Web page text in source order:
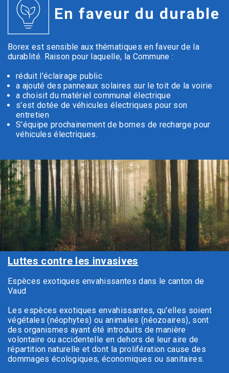
En faveur du durable
Borex est sensible aux thématiques en faveur de la
durablité. Raison pour laquelle, la Commune :
réduit l'éclairage public
a ajouté des panneaux solaires sur le toit de la voirie
a choisit du matériel communal électrique
s'est dotée de véhicules électriques pour son
entretien
S'équipe prochainement de bornes de recharge pour
véhicules électriques.
Luttes contre les invasives
Espèces exotiques envahissantes dans le canton de
Vaud
Les espèces exotiques envahissantes, qu'elles soient
végétales (néophytes) ou animales (néozoaires), sont
des organismes ayant été introduits de manière
volontaire ou accidentelle en dehors de leur aire de
répartition naturelle et dont la prolifération cause des
dommages écologiques, économiques ou sanitaires.